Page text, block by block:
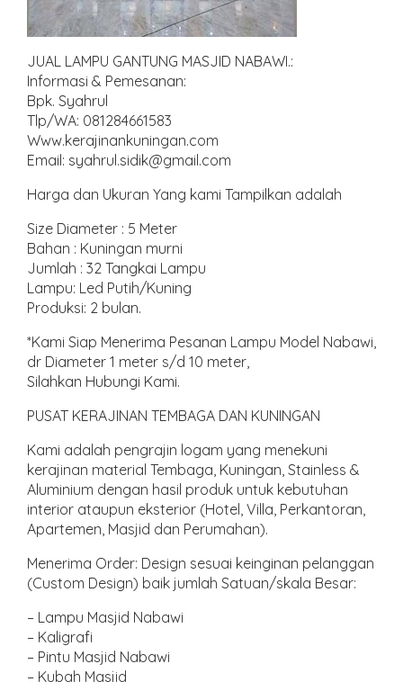
JUAL LAMPU GANTUNG MASJID NABAWI.:
Informasi & Pemesanan:
Bpk. Syahrul
Tlp/WA: 081284661583
Www.kerajinankuningan.com
Email: syahrul.sidik@gmail.com
Harga dan Ukuran Yang kami Tampilkan adalah
Size Diameter : 5 Meter
Bahan : Kuningan murni
Jumlah : 32 Tangkai Lampu
Lampu: Led Putih/Kuning
Produksi: 2 bulan.
*Kami Siap Menerima Pesanan Lampu Model Nabawi,
dr Diameter 1 meter s/d 10 meter,
Silahkan Hubungi Kami.
PUSAT KERAJINAN TEMBAGA DAN KUNINGAN
Kami adalah pengrajin logam yang menekuni
kerajinan material Tembaga, Kuningan, Stainless &
Aluminium dengan hasil produk untuk kebutuhan
interior ataupun eksterior (Hotel, Villa, Perkantoran,
Apartemen, Masjid dan Perumahan).
Menerima Order: Design sesuai keinginan pelanggan
(Custom Design) baik jumlah Satuan/skala Besar:
– Lampu Masjid Nabawi
– Kaligrafi
– Pintu Masjid Nabawi
– Kubah Masjid